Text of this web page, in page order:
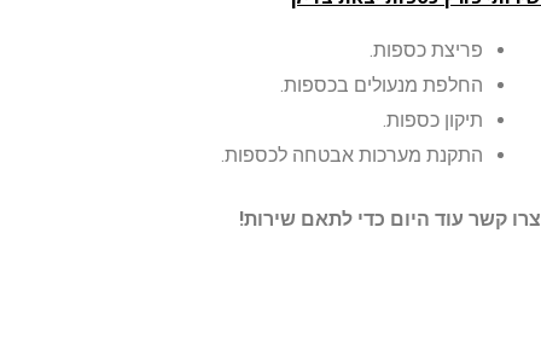
פריצת כספות.
החלפת מנעולים בכספות.
תיקון כספות.
התקנת מערכות אבטחה לכספות.
עוד היום כדי לתאם שירות!